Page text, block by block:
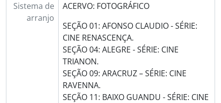
Sistema de
arranjo
ACERVO: FOTOGRÁFICO
SEÇÃO 01: AFONSO CLAUDIO - SÉRIE:
CINE RENASCENÇA.
SEÇÃO 04: ALEGRE - SÉRIE: CINE
TRIANON.
SEÇÃO 09: ARACRUZ – SÉRIE: CINE
RAVENNA.
SEÇÃO 11: BAIXO GUANDU - SÉRIE: CINE